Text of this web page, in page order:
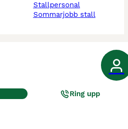
stallpersonal
sommarjobb stall
Ring upp